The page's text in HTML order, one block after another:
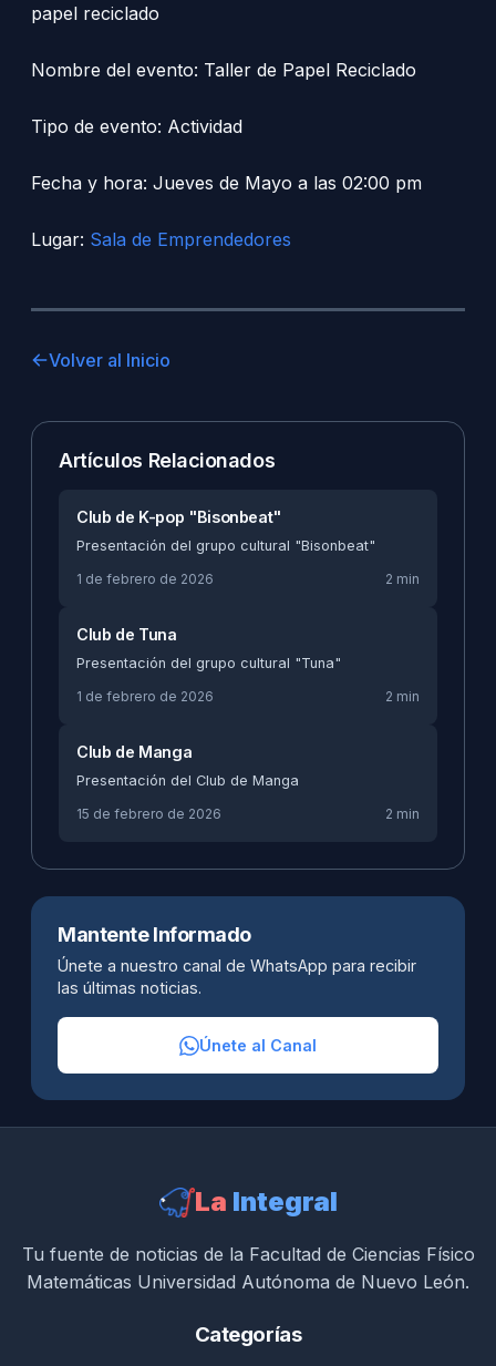
papel reciclado
Nombre del evento: Taller de Papel Reciclado
Tipo de evento: Actividad
Fecha y hora: Jueves de Mayo a las 02:00 pm
Lugar: Sala de Emprendedores
Volver al Inicio
Artículos Relacionados
Club de K-pop "Bisonbeat"
Presentación del grupo cultural "Bisonbeat"
1 de febrero de 2026
2 min
Club de Tuna
Presentación del grupo cultural "Tuna"
1 de febrero de 2026
2 min
Club de Manga
Presentación del Club de Manga
15 de febrero de 2026
2 min
Mantente Informado
Únete a nuestro canal de WhatsApp para recibir
las últimas noticias.
Únete al Canal
La Integral
Tu fuente de noticias de la Facultad de Ciencias Físico
Matemáticas Universidad Autónoma de Nuevo León.
Categorías